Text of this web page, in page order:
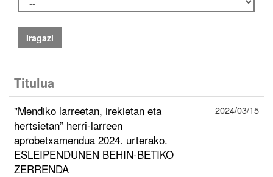
Iragazi
Titulua
"Mendiko larreetan, irekietan eta
hertsietan” herri-larreen
aprobetxamendua 2024. urterako.
ESLEIPENDUNEN BEHIN-BETIKO
ZERRENDA
2024/03/15